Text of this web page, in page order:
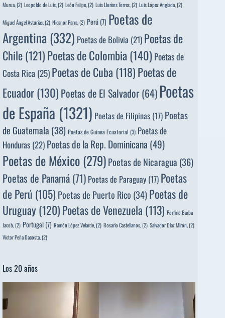
Murua, (2) Leopoldo de Luis, (2) León Felipe, (2) Luis Llorèns Torres, (2) Luis López Anglada, (2)
Miguel Ángel Asturias, (2) Nicanor Parra, (2) Perú (7) Poetas de
Argentina (332) Poetas de Bolivia (21) Poetas de
Chile(121)Poetas de Colombia(140) Poetas de
Costa Rica(25)Poetas de Cuba (118)Poetas de
Ecuador(130) Poetas de El Salvador(64)Poetas
de España (1321) Poetas de Filipinas (17) Poetas
de Guatemala (38) Poetas de Guinea Ecuatorial (3) Poetas de
Honduras (22) Poetas de la Rep. Dominicana (49)
Poetas de México(279)Poetas de Nicaragua (36)
Poetas de Panamá (71) Poetas de Paraguay (17) Poetas
de Perú (105) Poetas de Puerto Rico (34) Poetas de
Uruguay(120)Poetas de Venezuela (113) Porfirio Barba
Jacob, (2) Portugal (7) Ramón López Velarde, (2) Rosario Castellanos, (2) Salvador Díaz Mirón, (2)
Víctor Peña Dacosta, (2)
Los 20 años
de
vídeo